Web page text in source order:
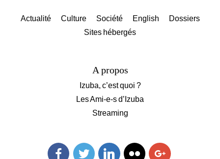
Actualité Culture Société English
Dossiers
Sites hébergés
A propos
Izuba, c’est quoi ?
Les Ami-e-s d’Izuba
Streaming